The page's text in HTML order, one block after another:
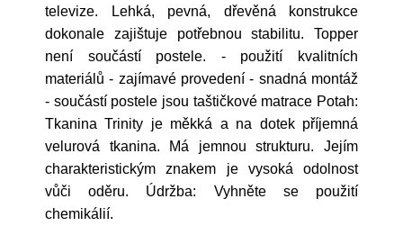
televize. Lehká, pevná, dřevěná konstrukce
dokonale zajištuje potřebnou stabilitu. Topper
není součástí postele. - použití kvalitních
materiálů - zajímavé provedení - snadná montáž
- součástí postele jsou taštičkové matrace Potah:
Tkanina Trinity je měkká a na dotek příjemná
velurová tkanina. Má jemnou strukturu. Jejím
charakteristickým znakem je vysoká odolnost
vůči oděru. Údržba: Vyhněte se použití
chemikálií.